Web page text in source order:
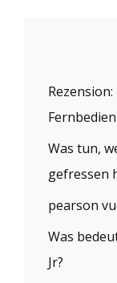
Was tun,
gefressen
pearson
Was
Jr?